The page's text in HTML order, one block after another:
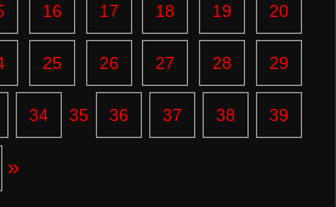
16 17 18 19 20
25 26 27 28 29
34 35 36 37 38 39
»